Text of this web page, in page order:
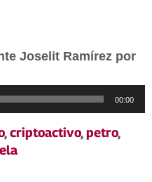
Joselit Ramírez por
00:00
,criptoactivo,petro,